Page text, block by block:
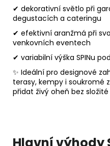
✔ dekorativní světlo při
degustacích a cateringu
✔ efektivní aranžmá při
venkovních eventech
✔ variabilní výška SPINu
✨ Ideální pro designové
terasy, kempy i soukromé
přidat živý oheň bez